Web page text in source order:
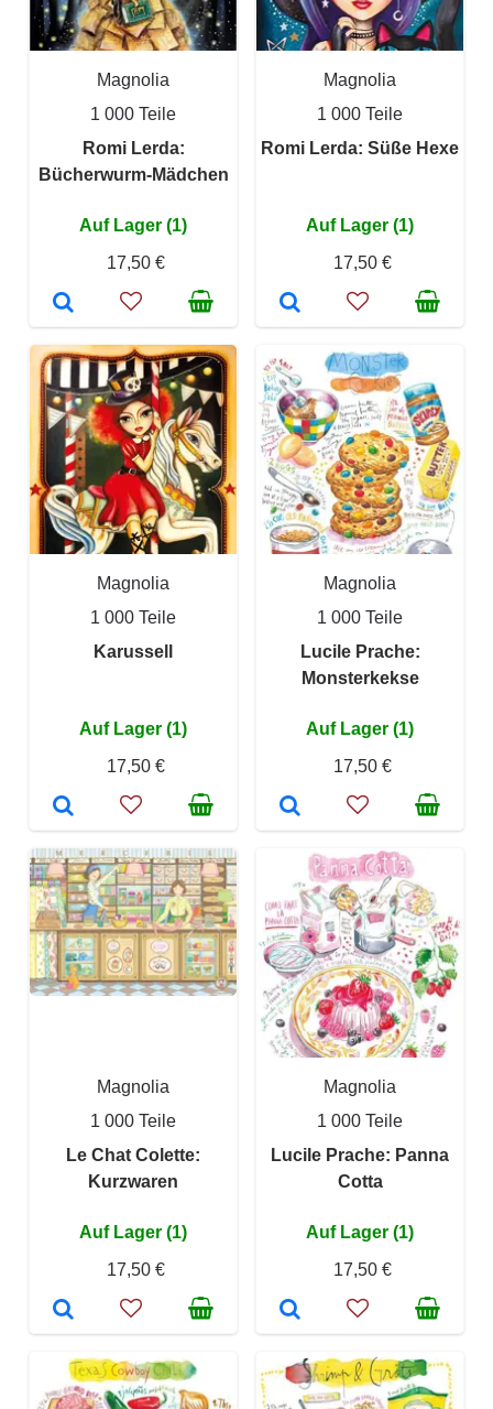
Magnolia
1 000 Teile
Romi Lerda:
Bücherwurm-Mädchen
Auf Lager (1)
17,50 €
Magnolia
1 000 Teile
Romi Lerda: Süße Hexe
Auf Lager (1)
17,50 €
Magnolia
1 000 Teile
Karussell
Auf Lager (1)
17,50 €
Magnolia
1 000 Teile
Lucile Prache:
Monsterkekse
Auf Lager (1)
17,50 €
Magnolia
1 000 Teile
Le Chat Colette:
Kurzwaren
Auf Lager (1)
17,50 €
Magnolia
1 000 Teile
Lucile Prache: Panna
Cotta
Auf Lager (1)
17,50 €